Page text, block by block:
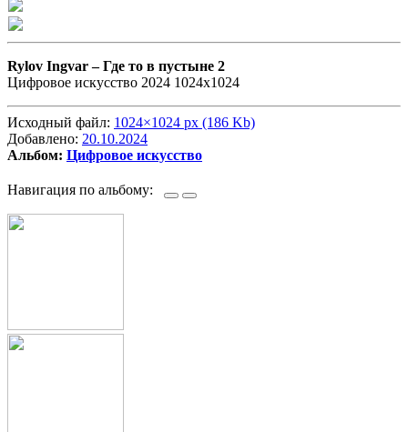
Rylov Ingvar –Где то в пустыне 2
Цифровое искусство 2024 1024х1024
Исходный файл: 1024×1024 px (186 Kb)
Добавлено: 20.10.2024
Альбом: Цифровое искусство
Навигация по альбому: